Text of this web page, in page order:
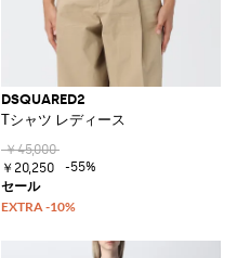
DSQUARED2
Tシャツ レディース
￥45,000
￥20,250
-55%